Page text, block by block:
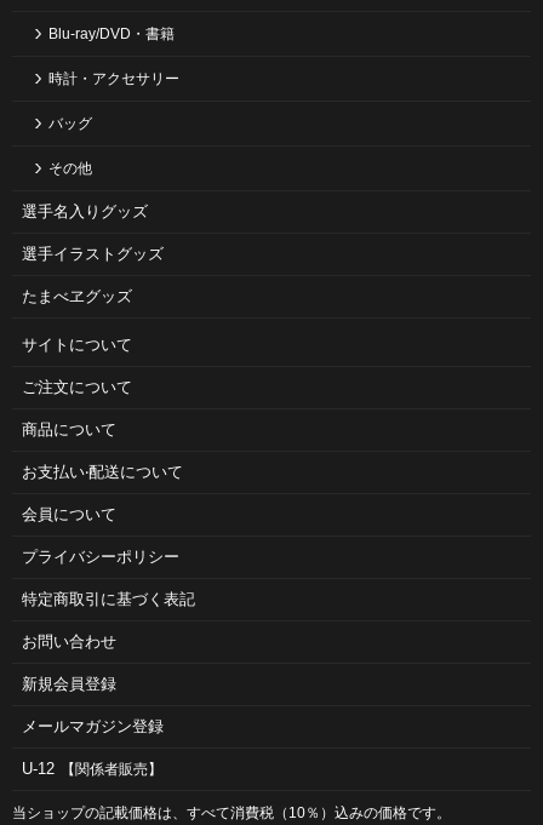
Blu-ray/DVD・書籍
時計・アクセサリー
バッグ
その他
選手名入りグッズ
選手イラストグッズ
たまべヱグッズ
サイトについて
ご注⽂について
商品について
お⽀払い‧配送について
会員について
プライバシーポリシー
特定商取引に基づく表記
お問い合わせ
新規会員登録
メールマガジン登録
U-12 【関係者販売】
当ショップの記載価格は、すべて消費税（10％）込みの価格です。